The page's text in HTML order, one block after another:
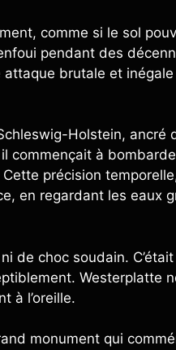
comme si le sol
pendant des
brutale et inégale
Holstein, ancré
commençait à
précision
en regardant les eaux
de choc soudain.
Westerplatte
à l’oreille.
monument qui